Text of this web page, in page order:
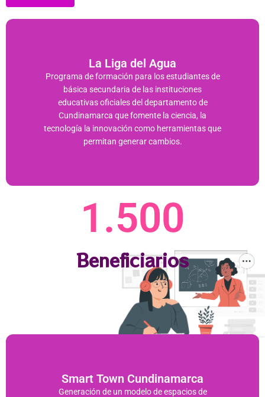
La Liga del Agua
Programa de formación para los estudiantes de
básica secundaria de las instituciones
educativas oficiales del departamento de
Cundinamarca que fomente la ciencia, la
tecnología la innovación como herramientas que
permitan generar cambios.
Beneficiarios
1.500
Smart Town Cundinamarca​
Generación de un modelo de espacios de